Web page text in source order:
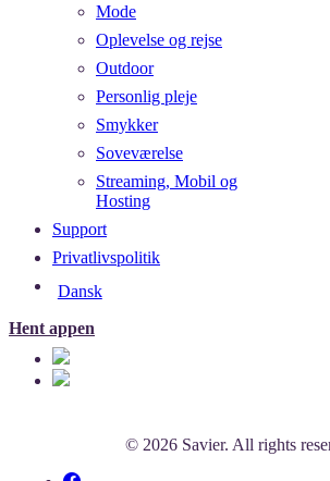
Mode
Oplevelse og rejse
Outdoor
Personlig pleje
Smykker
Soveværelse
Streaming, Mobil og
Hosting
Support
Privatlivspolitik
Dansk
Hent appen
© 2026 Savier. All rights